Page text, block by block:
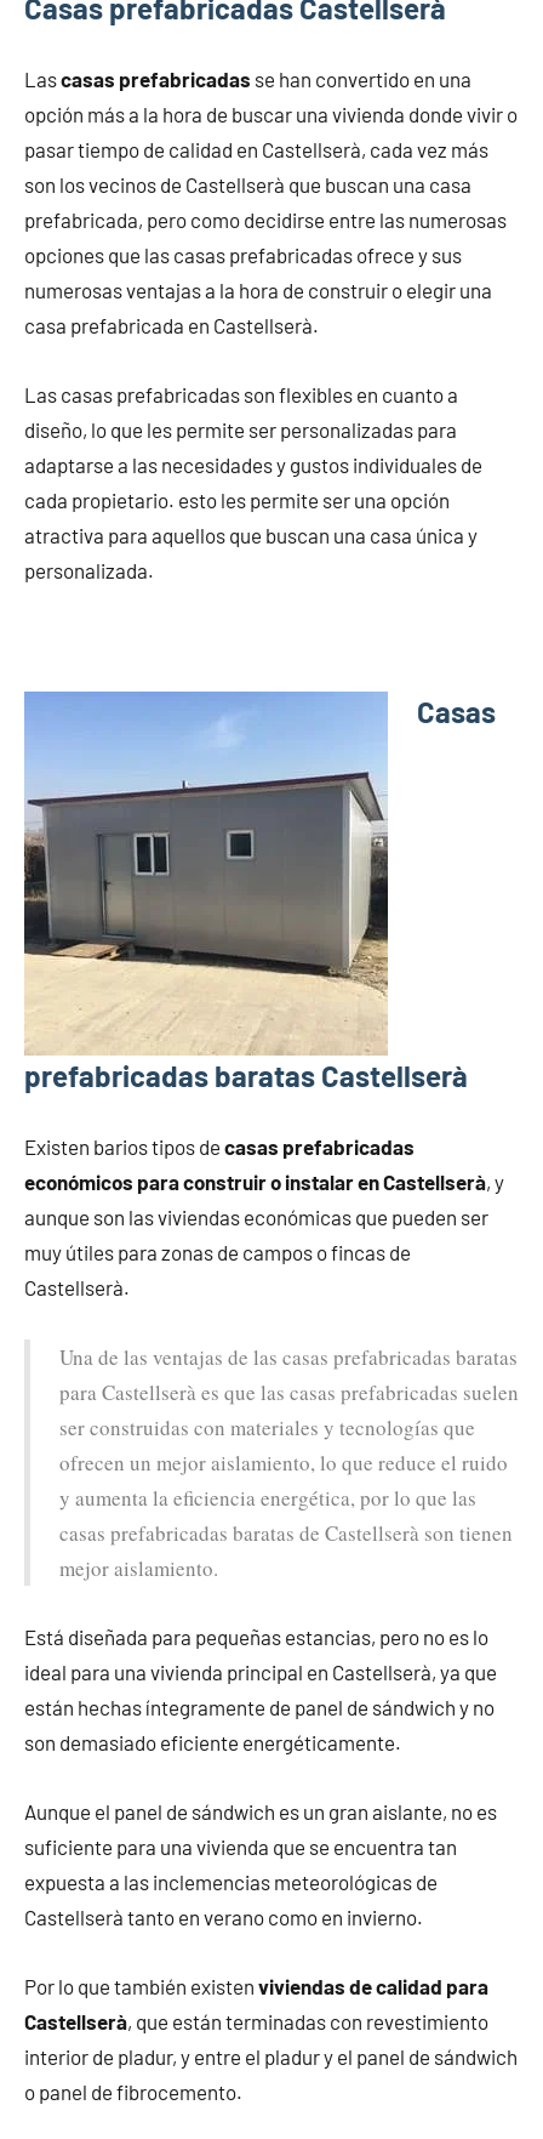
Casas prefabricadas Castellserà
Lascasas prefabricadas se han convertido en una
opción más a la hora de buscar una vivienda donde vivir o
pasar tiempo de calidad en Castellserà, cada vez más
son los vecinos de Castellserà que buscan una casa
prefabricada, pero como decidirse entre las numerosas
opciones que las casas prefabricadas ofrece y sus
numerosas ventajas a la hora de construir o elegir una
casa prefabricada en Castellserà.
Las casas prefabricadas son flexibles en cuanto a
diseño, lo que les permite ser personalizadas para
adaptarse a las necesidades y gustos individuales de
cada propietario. esto les permite ser una opción
atractiva para aquellos que buscan una casa única y
personalizada.
Casas
prefabricadas baratas Castellserà
Existen barios tipos de casas prefabricadas
económicos para construir o instalar en Castellserà, y
aunque son las viviendas económicas que pueden ser
muy útiles para zonas de campos o fincas de
Castellserà.
Una de las ventajas de las casas prefabricadas baratas
para Castellserà es que las casas prefabricadas suelen
ser construidas con materiales y tecnologías que
ofrecen un mejor aislamiento, lo que reduce el ruido
y aumenta la eficiencia energética, por lo que las
casas prefabricadas baratas de Castellserà son tienen
mejor aislamiento.
Está diseñada para pequeñas estancias, pero no es lo
ideal para una vivienda principal en Castellserà, ya que
están hechas íntegramente de panel de sándwich y no
son demasiado eficiente energéticamente.
Aunque el panel de sándwich es un gran aislante, no es
suficiente para una vivienda que se encuentra tan
expuesta a las inclemencias meteorológicas de
Castellserà tanto en verano como en invierno.
Por lo que también existen viviendas de calidad para
Castellserà, que están terminadas con revestimiento
interior de pladur, y entre el pladur y el panel de sándwich
o panel de fibrocemento.